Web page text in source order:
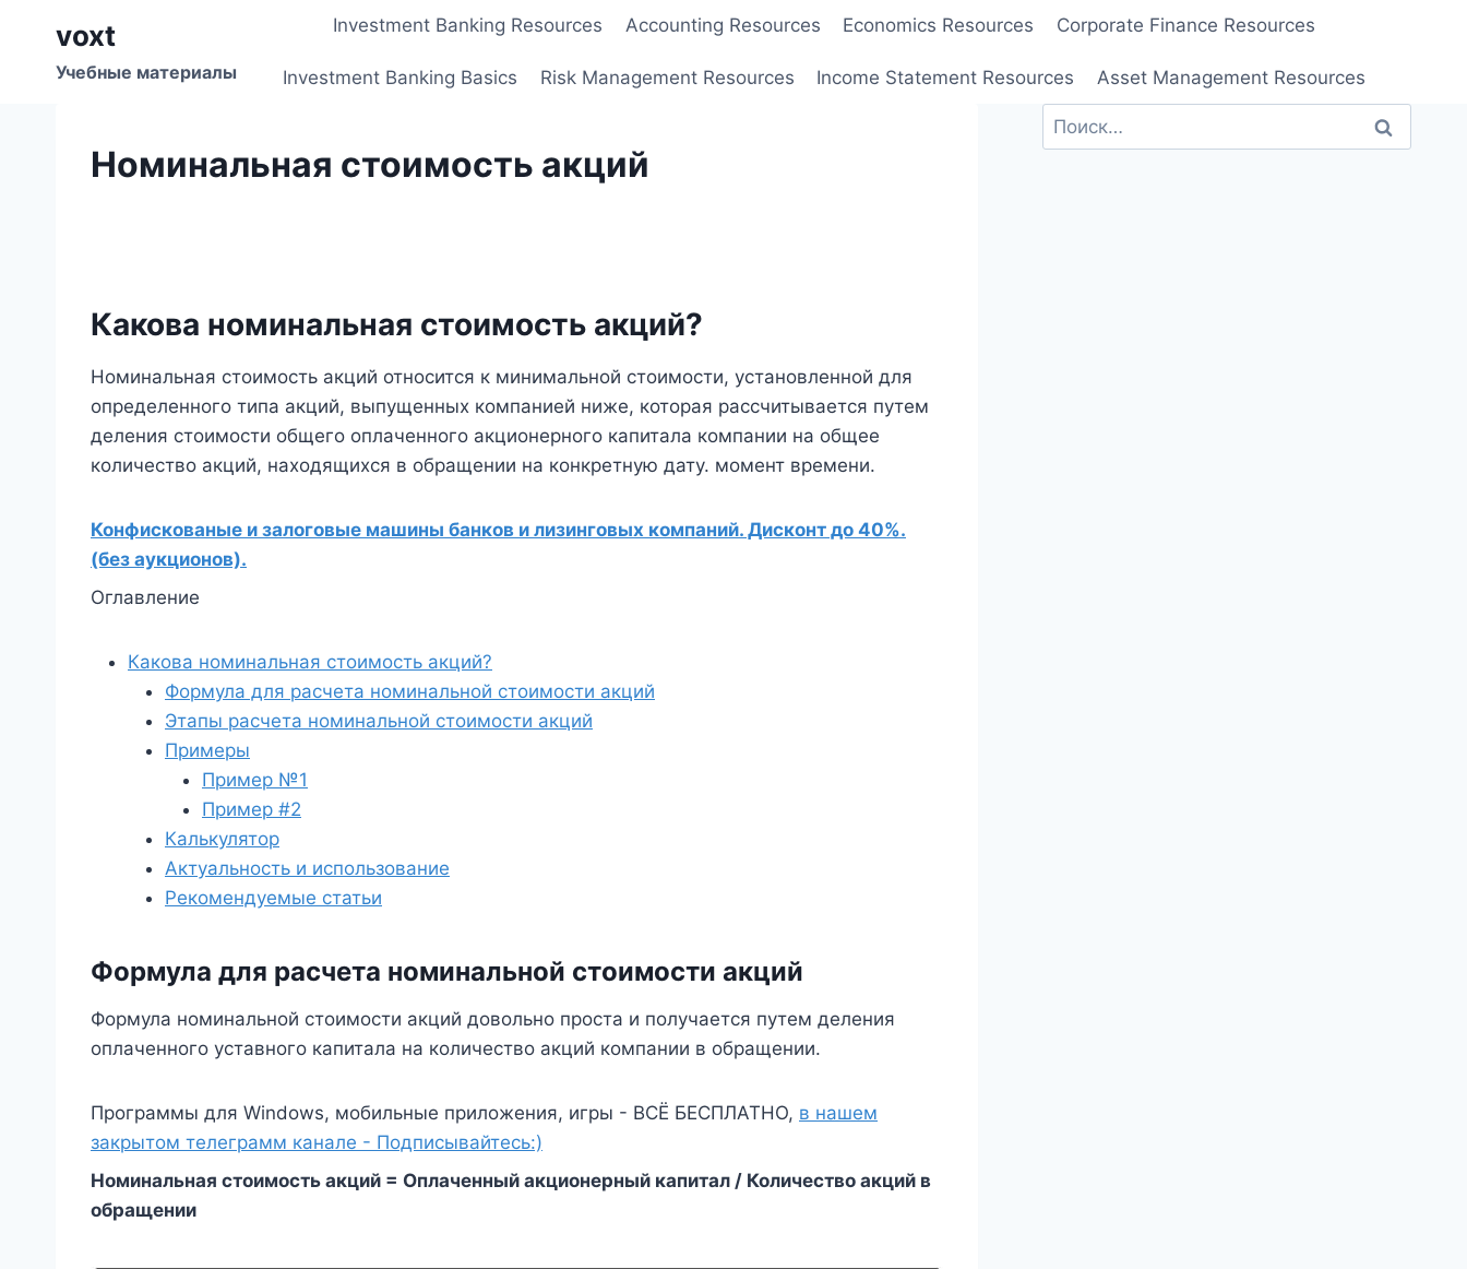
содержимому
voxt
Учебные материалы
Investment Banking Resources Accounting Resources Economics Resources Corporate Finance Resources
Investment Banking Basics Risk Management Resources Income Statement Resources Asset Management Resources
Номинальная стоимость акций
Какова номинальная стоимость акций?
Номинальная стоимость акций относится к минимальной стоимости, установленной для
определенного типа акций, выпущенных компанией ниже, которая рассчитывается путем
деления стоимости общего оплаченного акционерного капитала компании на общее
количество акций, находящихся в обращении на конкретную дату. момент времени.
Конфискованые и залоговые машины банков и лизинговых компаний. Дисконт до 40%.
(без аукционов).
Оглавление
Какова номинальная стоимость акций?
Формула для расчета номинальной стоимости акций
Этапы расчета номинальной стоимости акций
Примеры
Пример №1
Пример #2
Калькулятор
Актуальность и использование
Рекомендуемые статьи
Формула для расчета номинальной стоимости акций
Формула номинальной стоимости акций довольно проста и получается путем деления
оплаченного уставного капитала на количество акций компании в обращении.
Программы для Windows, мобильные приложения, игры - ВСЁ БЕСПЛАТНО, в нашем
закрытом телеграмм канале - Подписывайтесь:)
Номинальная стоимость акций = Оплаченный акционерный капитал / Количество акций в
обращении
Найти: